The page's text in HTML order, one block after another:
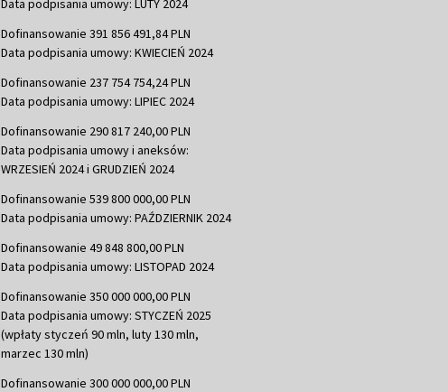
Data podpisania umowy: LUTY 2024
Dofinansowanie 391 856 491,84 PLN
Data podpisania umowy: KWIECIEŃ 2024
Dofinansowanie 237 754 754,24 PLN
Data podpisania umowy: LIPIEC 2024
Dofinansowanie 290 817 240,00 PLN
Data podpisania umowy i aneksów:
WRZESIEŃ 2024 i GRUDZIEŃ 2024
Dofinansowanie 539 800 000,00 PLN
Data podpisania umowy: PAŹDZIERNIK 2024
Dofinansowanie 49 848 800,00 PLN
Data podpisania umowy: LISTOPAD 2024
Dofinansowanie 350 000 000,00 PLN
Data podpisania umowy: STYCZEŃ 2025
(wpłaty styczeń 90 mln, luty 130 mln,
marzec 130 mln)
Dofinansowanie 300 000 000,00 PLN